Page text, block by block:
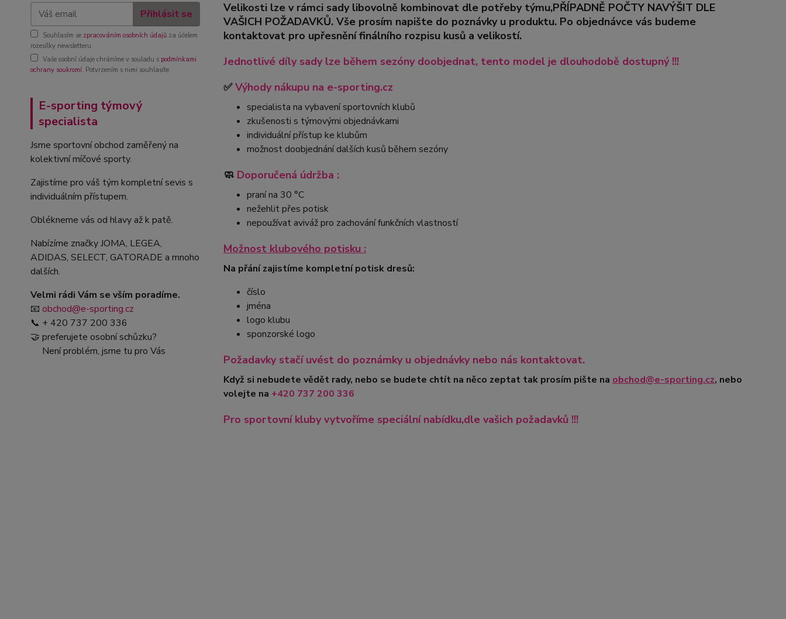
Přihlásit se
Souhlasím se zpracováním osobních údajů za účelem
rozesílky newsletteru.
Vaše osobní údaje chráníme v souladu s podmínkami
ochrany soukromí. Potvrzením s nimi souhlasíte.
E-sporting týmový
specialista
Jsme sportovní obchod zaměřený na
kolektivní míčové sporty.
Zajistíme pro váš tým kompletní sevis s
individuálním přístupem.
Oblékneme vás od hlavy až k patě.
Nabízíme značky JOMA, LEGEA,
ADIDAS, SELECT, GATORADE a mnoho
dalších.
Velmi rádi Vám se vším poradíme.
📧 obchod@e-sporting.cz
📞 + 420 737 200 336
🤝 preferujete osobní schůzku?
Není problém, jsme tu pro Vás
Velikosti lze v rámci sady libovolně kombinovat dle potřeby týmu,PŘÍPADNĚ POČTY NAVÝŠIT DLE
VAŠICH POŽADAVKŮ. Vše prosím napište do poznávky u produktu. Po objednávce vás budeme
kontaktovat pro upřesnění finálního rozpisu kusů a velikostí.
Jednotlivé díly sady lze během sezóny doobjednat, tento model je dlouhodobě dostupný !!!
✅Výhody nákupu na e-sporting.cz
specialista na vybavení sportovních klubů
zkušenosti s týmovými objednávkami
individuální přístup ke klubům
možnost doobjednání dalších kusů během sezóny
🧼 Doporučená údržba :
praní na 30 °C
nežehlit přes potisk
nepoužívat aviváž pro zachování funkčních vlastností
Možnost klubového potisku :
Na přání zajistíme kompletní potisk dresů:
číslo
jména
logo klubu
sponzorské logo
Požadavky stačí uvést do poznámky u objednávky nebo nás kontaktovat.
Když si nebudete vědět rady, nebo se budete chtít na něco zeptat tak prosím pište na obchod@e-sporting.cz, nebo
volejte na +420 737 200 336
Pro sportovní kluby vytvoříme speciální nabídku,dle vašich požadavků !!!